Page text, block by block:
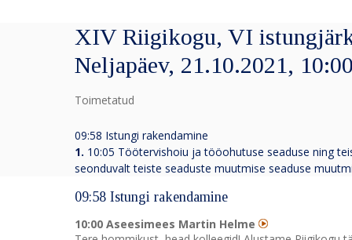
XIV Riigikogu, VI
Neljapäev, 21.10.2021,
Toimetatud
09:58 Istungi rakendamine
1. 10:05 Töötervishoiu ja tööohutuse seaduse ning
seonduvalt teiste seaduste muutmise seaduse
09:58 Istungi rakendamine
10:00 Aseesimees Martin Helme